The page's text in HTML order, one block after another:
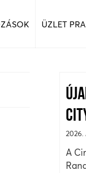
ÜZLET
2026.
A